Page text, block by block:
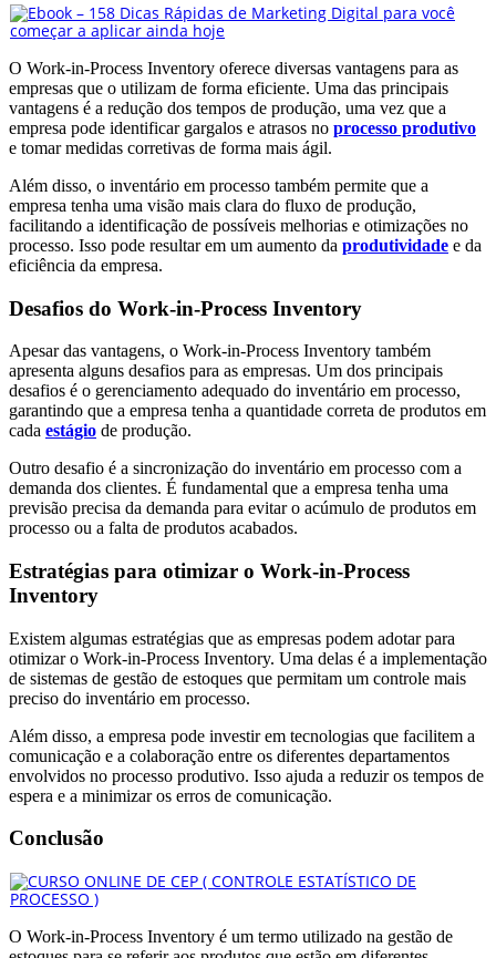
O Work-in-Process Inventory oferece diversas vantagens para as
empresas que o utilizam de forma eficiente. Uma das principais
vantagens é a redução dos tempos de produção, uma vez que a
empresa pode identificar gargalos e atrasos no processo produtivo
e tomar medidas corretivas de forma mais ágil.
Além disso, o inventário em processo também permite que a
empresa tenha uma visão mais clara do fluxo de produção,
facilitando a identificação de possíveis melhorias e otimizações no
processo. Isso pode resultar em um aumento da produtividade e da
eficiência da empresa.
Desafios do Work-in-Process Inventory
Apesar das vantagens, o Work-in-Process Inventory também
apresenta alguns desafios para as empresas. Um dos principais
desafios é o gerenciamento adequado do inventário em processo,
garantindo que a empresa tenha a quantidade correta de produtos em
cada estágio de produção.
Outro desafio é a sincronização do inventário em processo com a
demanda dos clientes. É fundamental que a empresa tenha uma
previsão precisa da demanda para evitar o acúmulo de produtos em
processo ou a falta de produtos acabados.
Estratégias para otimizar o Work-in-Process
Inventory
Existem algumas estratégias que as empresas podem adotar para
otimizar o Work-in-Process Inventory. Uma delas é a implementação
de sistemas de gestão de estoques que permitam um controle mais
preciso do inventário em processo.
Além disso, a empresa pode investir em tecnologias que facilitem a
comunicação e a colaboração entre os diferentes departamentos
envolvidos no processo produtivo. Isso ajuda a reduzir os tempos de
espera e a minimizar os erros de comunicação.
Conclusão
O Work-in-Process Inventory é um termo utilizado na gestão de